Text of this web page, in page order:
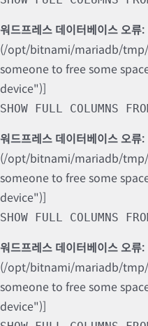
워드프레스 데이터베이스 오류:
(/opt/bitnami/mariadb/
someone to free some
device")]
SHOW FULL COLUMNS
워드프레스 데이터베이스 오류:
(/opt/bitnami/mariadb/
someone to free some
device")]
SHOW FULL COLUMNS
워드프레스 데이터베이스 오류:
(/opt/bitnami/mariadb/
someone to free some
device")]